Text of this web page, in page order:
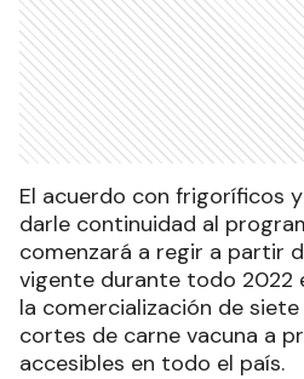
El acuerdo con frigoríficos
darle continuidad al
comenzará a regir a partir
vigente durante todo 2022
la comercialización de
cortes de carne vacuna a
accesibles en todo el país.